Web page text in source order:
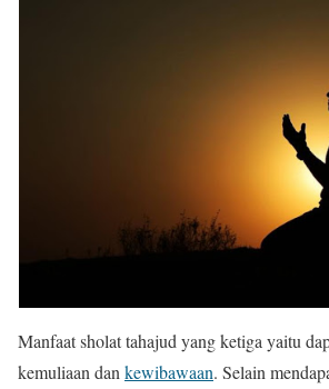
Manfaat sholat tahajud yang ketiga yaitu
kemuliaan dan kewibawaan. Selain